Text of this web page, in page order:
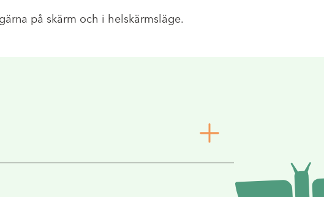
på skärm och i helskärmsläge.
hoppas att du låter dig inspireras!